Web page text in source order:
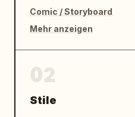
Comic / Storyboard
Mehr anzeigen
Stile